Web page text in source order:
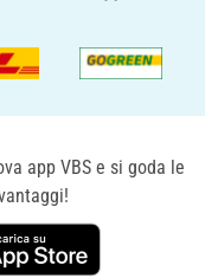
app VBS e si goda le